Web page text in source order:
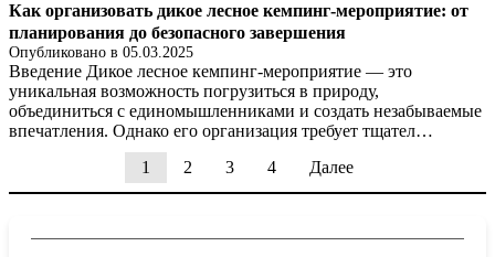
Как организовать дикое лесное кемпинг-мероприятие: от
планирования до безопасного завершения
Опубликовано в 05.03.2025
Введение Дикое лесное кемпинг-мероприятие — это
уникальная возможность погрузиться в природу,
объединиться с единомышленниками и создать незабываемые
впечатления. Однако его организация требует тщател…
1
2 3 4 Далее